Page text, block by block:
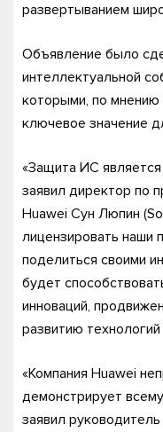
развертыванием
Объявление было
интеллектуальной
которыми, по мнению
ключевое значение
«Защита ИС
заявил директор по
Huawei Cун Люпин
лицензировать наши
поделиться своими
будет
инноваций,
развитию технологий
«Компания Huawei
демонстрирует
заявил